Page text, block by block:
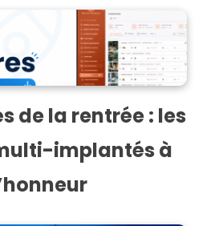
de la rentrée : les
implantés à